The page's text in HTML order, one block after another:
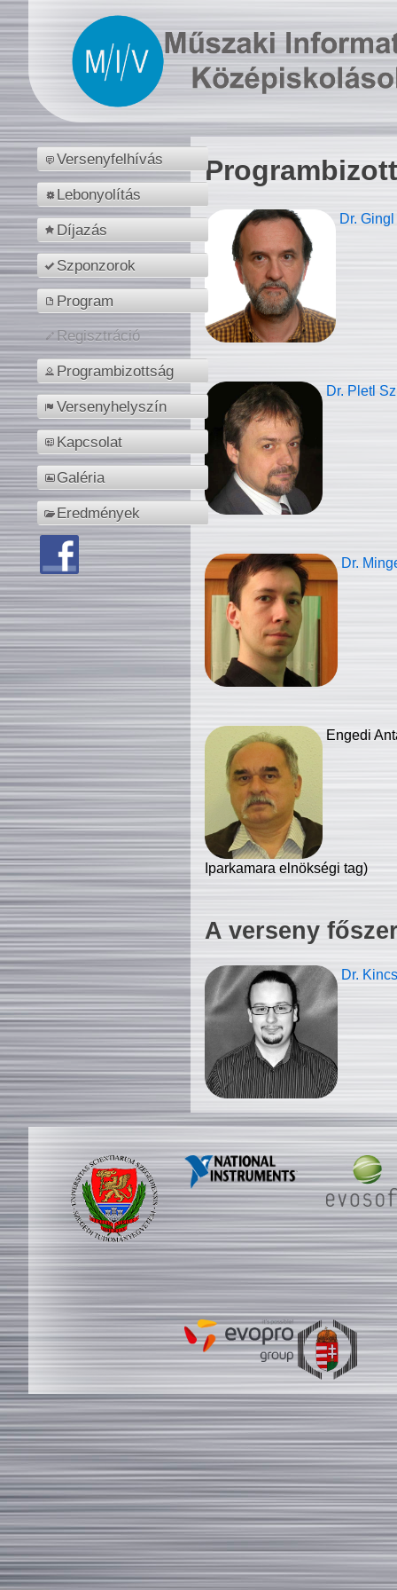
Versenyfelhívás
Lebonyolítás
Díjazás
Szponzorok
Program
Regisztráció
Programbizottság
Versenyhelyszín
Kapcsolat
Galéria
Eredmények
Dr.
Dr. Pletl
Dr.
Engedi
Iparkamara elnökségi tag)
A verseny
Dr.